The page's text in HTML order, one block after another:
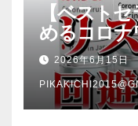
【ベスト
めるコロナ
法【本要約
2026年6月15日